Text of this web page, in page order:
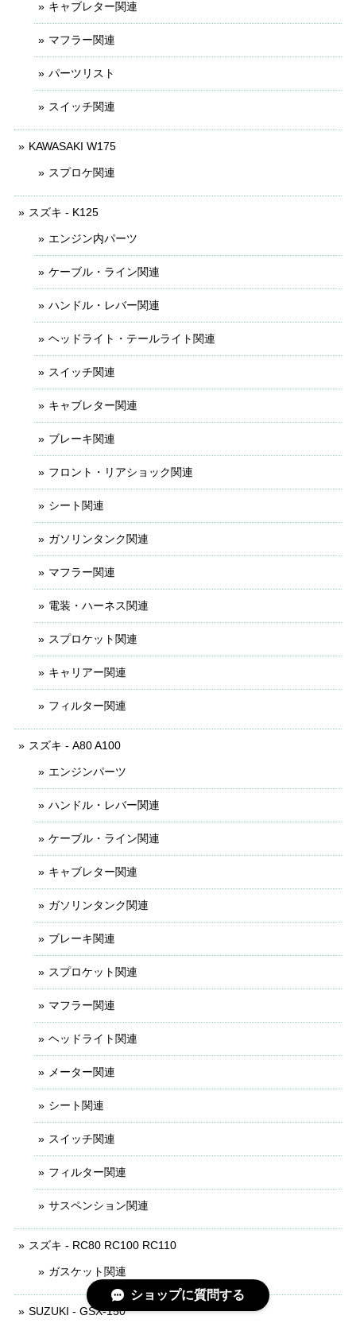
キャブレター関連
マフラー関連
パーツリスト
スイッチ関連
KAWASAKI W175
スプロケ関連
スズキ - K125
エンジン内パーツ
ケーブル・ライン関連
ハンドル・レバー関連
ヘッドライト・テールライト関連
スイッチ関連
キャブレター関連
ブレーキ関連
フロント・リアショック関連
シート関連
ガソリンタンク関連
マフラー関連
電装・ハーネス関連
スプロケット関連
キャリアー関連
フィルター関連
スズキ - A80 A100
エンジンパーツ
ハンドル・レバー関連
ケーブル・ライン関連
キャブレター関連
ガソリンタンク関連
ブレーキ関連
スプロケット関連
マフラー関連
ヘッドライト関連
メーター関連
シート関連
スイッチ関連
フィルター関連
サスペンション関連
スズキ - RC80 RC100 RC110
ガスケット関連
SUZUKI - GSX-150
ショップに質問する